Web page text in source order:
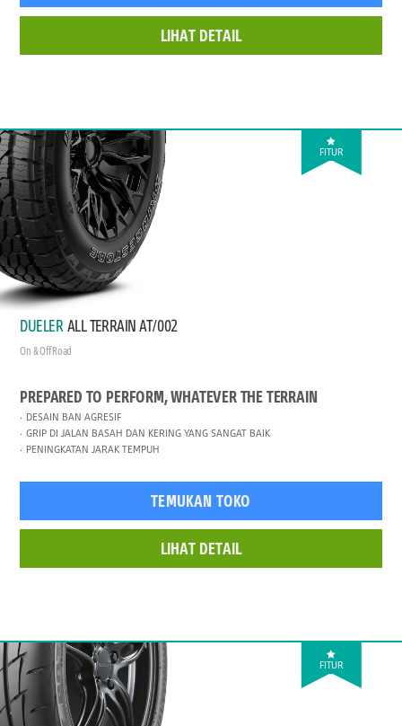
LIHAT DETAIL
FITUR
DUELER ALL TERRAIN AT/002
On & Off Road
PREPARED TO PERFORM, WHATEVER THE TERRAIN
DESAIN BAN AGRESIF
GRIP DI JALAN BASAH DAN KERING YANG SANGAT BAIK
PENINGKATAN JARAK TEMPUH
TEMUKAN TOKO
LIHAT DETAIL
FITUR